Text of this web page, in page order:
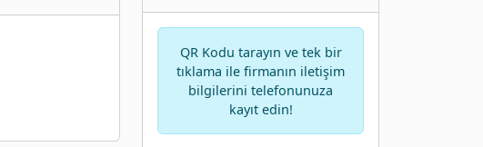
QR Kodu tarayın ve tek bir
tıklama ile firmanın iletişim
bilgilerini telefonunuza
kayıt edin!